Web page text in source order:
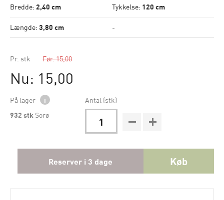
Bredde: 2,40 cm Tykkelse: 120 cm
Længde: 3,80 cm -
Pr. stk Før: 15,00
Nu: 15,00
På lager
i
932 stk Sorø
Antal (stk)
Reserver i 3 dage Køb